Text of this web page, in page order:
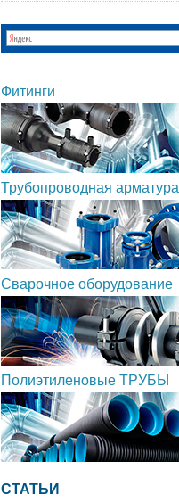
Фитинги
Трубопроводная арматура
Сварочное оборудование
Полиэтиленовые ТРУБЫ
СТАТЬИ